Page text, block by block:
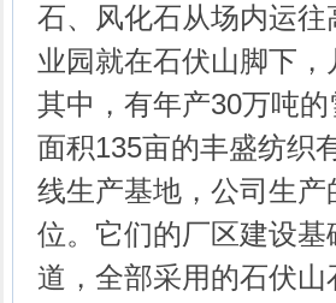
石、风化石从场内运
业园就在石伏山脚下
其中，有年产30万吨
面积135亩的丰盛纺织
线生产基地，公司生
位。它们的厂区建设
道，全部采用的石伏